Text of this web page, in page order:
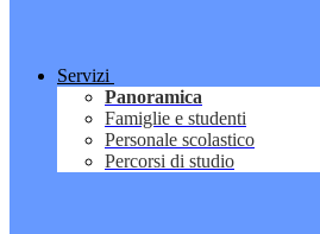
Servizi
Panoramica
Famiglie e studenti
Personale scolastico
Percorsi di studio